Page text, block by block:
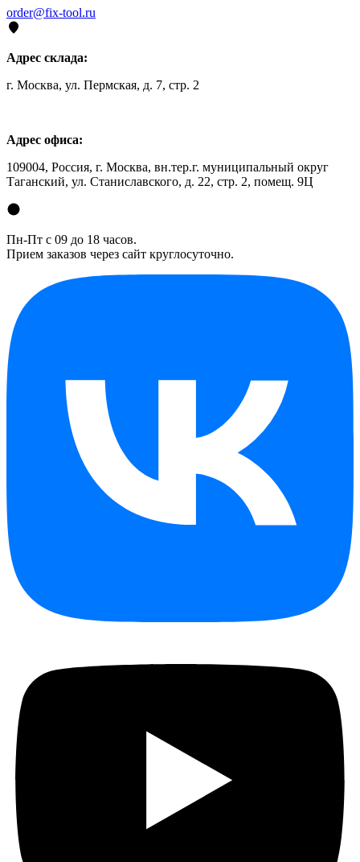
order@fix-tool.ru
Адрес склада:
г. Москва, ул. Пермская, д. 7, стр. 2
Адрес офиса:
109004, Россия, г. Москва, вн.тер.г. муниципальный округ
Таганский, ул. Станиславского, д. 22, стр. 2, помещ. 9Ц
Пн-Пт с 09 до 18 часов.
Прием заказов через сайт круглосуточно.